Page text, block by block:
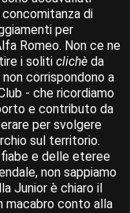
di
per
Romeo. Non ce ne
i soliti clichè da
non corrispondono a
- che ricordiamo
e contributo da
per svolgere
sul territorio.
e delle eteree
non sappiamo
Junior è chiaro il
macabro conto alla